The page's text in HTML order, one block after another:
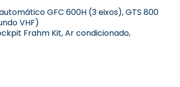
GFC 600H (3 eixos), GTS 800
VHF)
Frahm Kit, Ar condicionado,